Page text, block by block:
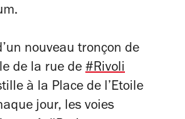
nouveau tronçon de
de la rue de #Rivoli
à la Place de l’Etoile
jour, les voies